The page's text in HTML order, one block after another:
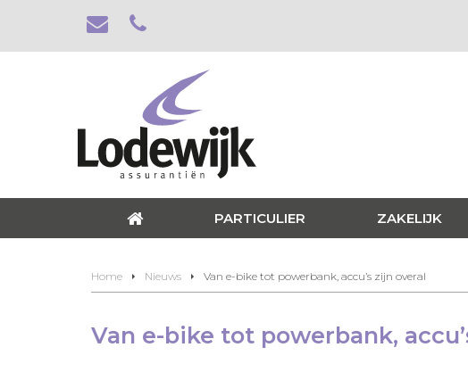
PARTICULIER ZAKELIJK
Home Nieuws Van e-bike tot powerbank, accu’s zijn overal
Van e-bike tot powerbank,